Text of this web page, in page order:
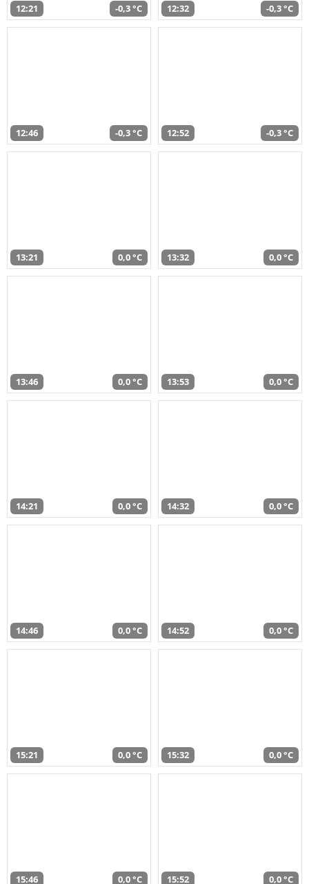
12:21 -0,3 °C 12:32 -0,3 °C
12:46 -0,3 °C 12:52 -0,3 °C
13:21 0,0 °C 13:32 0,0 °C
13:46 0,0 °C 13:53 0,0 °C
14:21 0,0 °C 14:32 0,0 °C
14:46 0,0 °C 14:52 0,0 °C
15:21 0,0 °C 15:32 0,0 °C
15:46 0,0 °C 15:52 0,0 °C